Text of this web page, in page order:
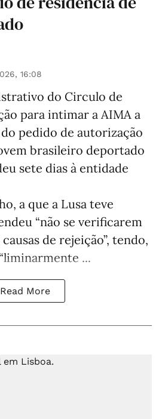
16:08
do Circulo de
para intimar a AIMA a
pedido de autorização
brasileiro deportado
sete dias à entidade
a que a Lusa teve
“não se verificarem
de rejeição”, tendo,
...
Read More